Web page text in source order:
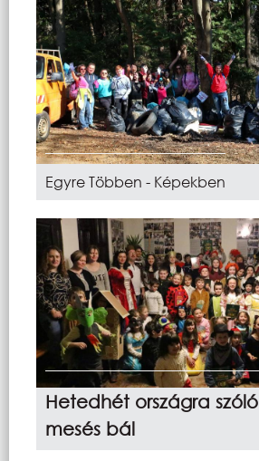
Egyre Többen - Képekben
Hetedhét országra szóló
mesés bál